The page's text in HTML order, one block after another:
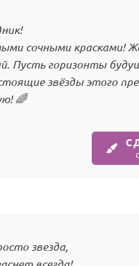
сочными красками!
Пусть горизонты
звёзды этого
🌈
звезда,